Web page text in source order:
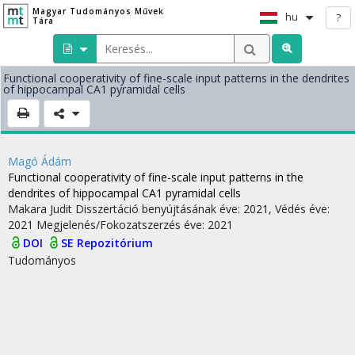
Magyar Tudományos Művek
Tára
hu ?
Functional cooperativity of fine-scale input patterns in the dendrites
of hippocampal CA1 pyramidal cells
Magó Ádám
Functional cooperativity of fine-scale input patterns in the
dendrites of hippocampal CA1 pyramidal cells
Makara Judit Disszertáció benyújtásának éve: 2021, Védés éve:
2021 Megjelenés/Fokozatszerzés éve: 2021
DOI
SE Repozitórium
Tudományos